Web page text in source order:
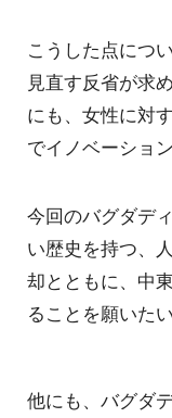
こうした点につ
見直す反省が求
にも、女性に対
でイノベーショ
今回のバグダデ
い歴史を持つ、
却とともに、中
ることを願いたい
他にも、バグダ